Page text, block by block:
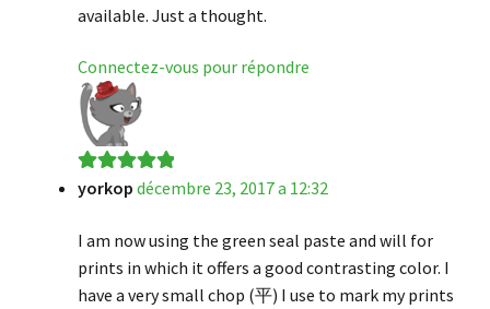
available. Just a thought.
Connectez-vous pour répondre
Note5sur 5
yorkop décembre 23, 2017 a 12:32
I am now using the green seal paste and will for
prints in which it offers a good contrasting color. I
have a very small chop (平) I use to mark my prints